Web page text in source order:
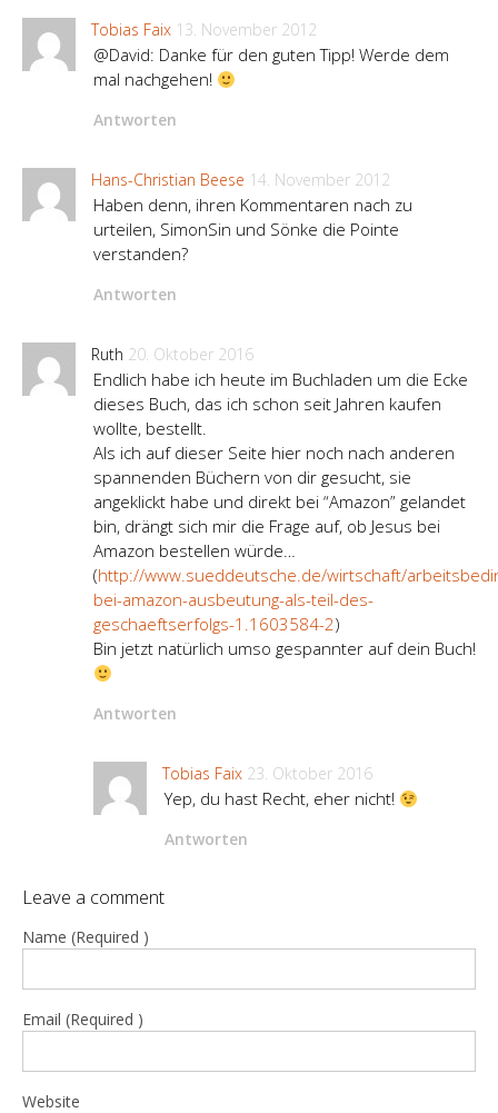
Tobias Faix 13. November 2012
@David: Danke für den guten Tipp! Werde dem
mal nachgehen!
Antworten
Hans-Christian Beese 14. November 2012
Haben denn, ihren Kommentaren nach zu
urteilen, SimonSin und Sönke die Pointe
verstanden?
Antworten
Ruth 20. Oktober 2016
Endlich habe ich heute im Buchladen um die Ecke
dieses Buch, das ich schon seit Jahren kaufen
wollte, bestellt.
Als ich auf dieser Seite hier noch nach anderen
spannenden Büchern von dir gesucht, sie
angeklickt habe und direkt bei “Amazon” gelandet
bin, drängt sich mir die Frage auf, ob Jesus bei
Amazon bestellen würde…
(http://www.sueddeutsche.de/wirtschaft/
bei-amazon-ausbeutung-als-teil-des-
geschaeftserfolgs-1.1603584-2)
Bin jetzt natürlich umso gespannter auf dein Buch!
Antworten
Tobias Faix 23. Oktober 2016
Yep, du hast Recht, eher nicht!
Antworten
Leave a comment
Name (Required )
Email (Required )
Website